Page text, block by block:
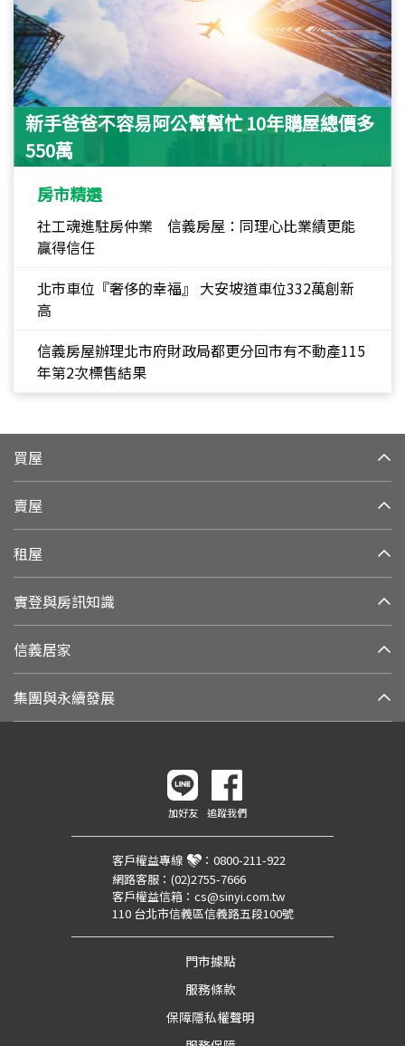
新手爸爸不容易阿公幫幫忙 10年購屋總價多
550萬
房市精選
社工魂進駐房仲業 信義房屋：同理心比業績更能
贏得信任
北市車位『奢侈的幸福』 大安坡道車位332萬創新
高
信義房屋辦理北市府財政局都更分回市有不動產115
年第2次標售結果
買屋
賣屋
租屋
實登與房訊知識
信義居家
集團與永續發展
加好友 追蹤我們
客戶權益專線 ： 0800-211-922
網路客服： (02)2755-7666
客戶權益信箱： cs@sinyi.com.tw
110 台北市信義區信義路五段100號
門市據點
服務條款
保障隱私權聲明